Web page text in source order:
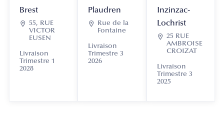
Brest
 55, RUE
VICTOR
EUSEN
Livraison
Trimestre 1
2028
Plaudren

Rue de la
Fontaine
Livraison
Trimestre 3
2026
Inzinzac-
Lochrist
 25 RUE
AMBROISE
CROIZAT
Livraison
Trimestre 3
2025